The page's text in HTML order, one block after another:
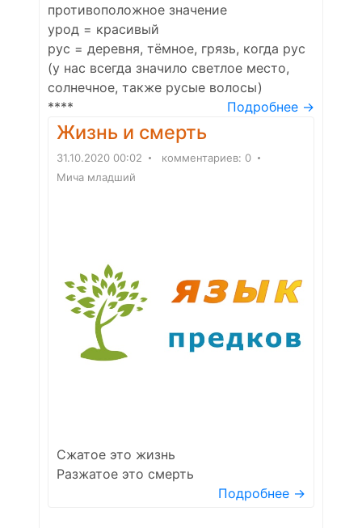
противоположное значение
урод = красивый
рус = деревня, тёмное, грязь, когда рус
(у нас всегда значило светлое место,
солнечное, также русые волосы)
****
Подробнее →
Жизнь и смерть
31.10.2020 00:02
комментариев: 0
Мича младший
Сжатое это жизнь
Разжатое это смерть
Подробнее →